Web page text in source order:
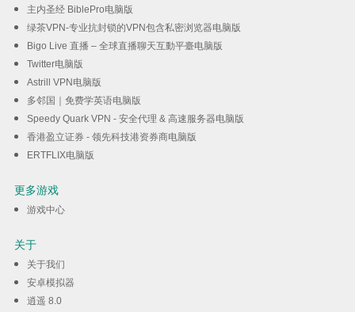
主内圣经 BiblePro电脑版
绿茶VPN-专业抗封锁的VPN包含私密浏览器电脑版
Bigo Live 直播 – 全球直播聊天互動平臺电脑版
Twitter电脑版
Astrill VPN电脑版
多邻国｜免费学英语电脑版
Speedy Quark VPN - 安全代理 & 高速服务器电脑版
香港盈立证券 - 领先科技港资券商电脑版
ERTFLIX电脑版
更多游戏
游戏中心
关于
关于我们
安卓模拟器
逍遥 8.0